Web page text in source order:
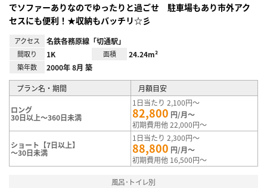
でソファーありなのでゆったりと過ごせ 駐車場もあり市外アク
セスにも便利！★収納もバッチリ☆彡
アクセス 名鉄各務原線「切通駅」
間取り 1K 面積 24.24m²
築年数 2000年 8月 築
プラン名・期間 月額目安
ロング
30日以上～360日未満
1日当たり 2,100円～
82,800 円/月～
初期費用他 22,000円～
ショート【7日以上】
～30日未満
1日当たり 2,300円～
88,800 円/月～
初期費用他 16,500円～
風呂･トイレ別